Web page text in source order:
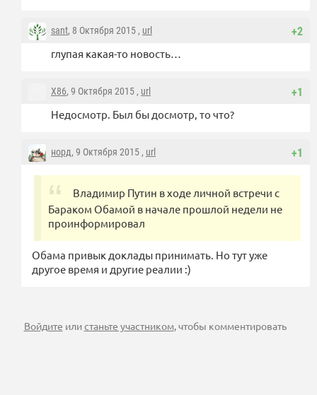
+2
sant, 8 Октября 2015 , url
глупая какая-то новость…
+1
X86, 9 Октября 2015 , url
Недосмотр. Был бы досмотр, то что?
+1
норд, 9 Октября 2015 , url
Владимир Путин в ходе личной встречи с
Бараком Обамой в начале прошлой недели не
проинформировал
Обама привык доклады принимать. Но тут уже
другое время и другие реалии :)
Войдите илистаньте участником, чтобы комментировать